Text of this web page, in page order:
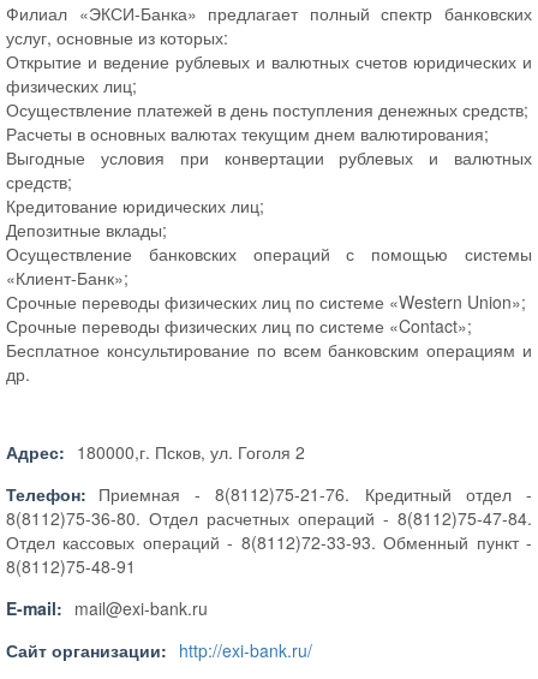
Филиал «ЭКСИ-Банка» предлагает полный спектр банковских
услуг, основные из которых:
Открытие и ведение рублевых и валютных счетов юридических и
физических лиц;
Осуществление платежей в день поступления денежных средств;
Расчеты в основных валютах текущим днем валютирования;
Выгодные условия при конвертации рублевых и валютных
средств;
Кредитование юридических лиц;
Депозитные вклады;
Осуществление банковских операций с помощью системы
«Клиент-Банк»;
Срочные переводы физических лиц по системе «Western Union»;
Срочные переводы физических лиц по системе «Contact»;
Бесплатное консультирование по всем банковским операциям и
др.
Адрес: 180000,г. Псков, ул. Гоголя 2
Телефон: Приемная - 8(8112)75-21-76. Кредитный отдел -
8(8112)75-36-80. Отдел расчетных операций - 8(8112)75-47-84.
Отдел кассовых операций - 8(8112)72-33-93. Обменный пункт -
8(8112)75-48-91
E-mail: mail@exi-bank.ru
Сайт организации: http://exi-bank.ru/